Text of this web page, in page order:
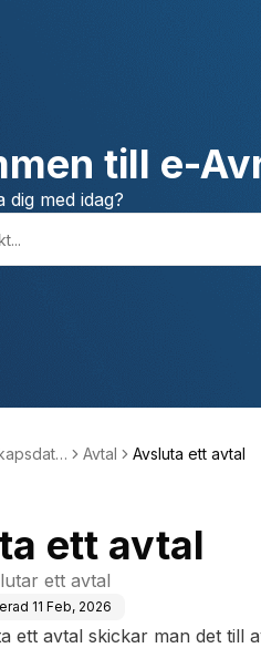
till e-
dig med idag?
Avtal Avsluta ett avtal
ett avtal
ett avtal
11 Feb, 2026
ett avtal skickar man det till